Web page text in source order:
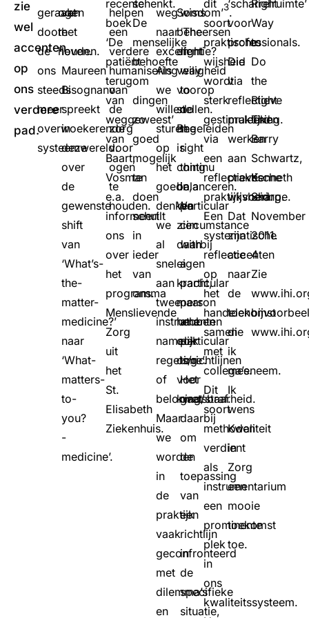
zie
wel
accenten
op
ons
verdere
pad.
geraakt
door
de
ons
steeds
meer
overwoekerende
systeemwereld.
ogen
te
houden.
van
het
leven.
Maureen
Bisognano
spreekt
in
deze
over
de
gewenste
shift
van
‘What’s-
the-
matter-
medicine?’
naar
‘What-
matters-
to-
you?
-
medicine’.
recente
boek
‘De
patiënt
terug
van
weggeweest’
van
Baart,
Vosman
e.a.
informeert
ons
over
het
programma
Menslievende
Zorg
uit
het
St.
Elisabeth
Ziekenhuis.
helpen
een
verdere
humanisering
van
de
zorg
voor
ogen
te
houden.
schenkt.
De
menselijke
behoefte
om
dingen
zo
goed
mogelijk
te
doen
schuilt
in
ieder
van
ons.
weg
naar
excellentie?
Als
we
willen
sturen
op
het
goede,
denken
we
al
snel
aan
twee
instrumenten
namelijk
regels/richtlijnen
of
beloning/straf.
Maar
we
worden
in
de
praktijk
vaak
geconfronteerd
met
dilemma’s
en
Soms
beheersen
en
veiligheid
voorop
stellen.
Begeleiden
is
continu
balanceren.
We
zien
daarbij
eigen
kracht,
maar
hebben
ook
oog
voor
kwetsbaarheid.
wisdom’3.
‘The
right
way
to
do
the
right
thing
in a
particular
circumstance
with
a
particular
person
at a
particular
time’.
Het
gaat
daarbij
om
de
toepassing
van
een
richtlijn
in
de
specifieke
situatie,
dit
soort
praktische
wijsheid
wordt
sterk
gestimuleerd
via
een
reflectieve
praktijkvoering.
Een
systematische
reflectie
op
het
handelen
samen
met
collega’s.
Dit
soort
methoden
verdient
als
instrumentarium
een
prominente
plek
in
ons
kwaliteitssysteem.
‘scharrelruimte’
voor
professionals.
Die
via
reflectieve
praktijken
werken
aan
praktische
wijsheid.
Dat
zijn
accenten
naar
de
toekomst
die
ik
meeneem.
Ik
wens
Kwaliteit
in
Zorg
een
mooie
toekomst
toe.
Right
Way
to
Do
the
Right
Thing.
Barry
Schwartz,
Kenneth
Sharpe.
November
2011.
4
Zie